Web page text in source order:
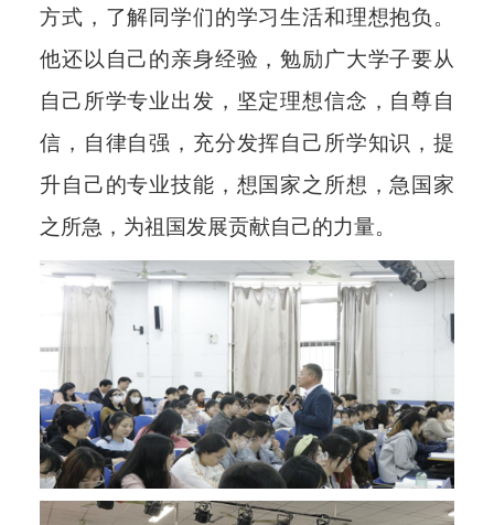
方式，了解同学们的学习生活和理想抱负。
他还以自己的亲身经验，勉励广大学子要从
自己所学专业出发，坚定理想信念，自尊自
信，自律自强，充分发挥自己所学知识，提
升自己的专业技能，想国家之所想，急国家
之所急，为祖国发展贡献自己的力量。